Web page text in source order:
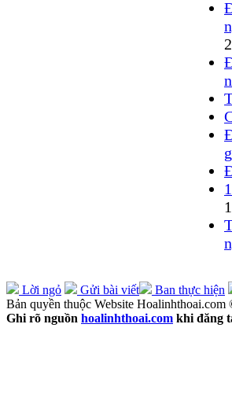
Lời ngỏ
Gửi bài viết Ban thực hiện
Bản quyền thuộc Website Hoalinhthoai.com
Ghi rõ nguồn hoalinhthoai.com khi đăng